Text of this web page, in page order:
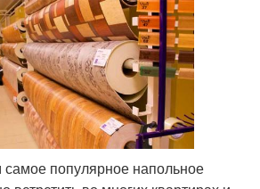
популярное напольное